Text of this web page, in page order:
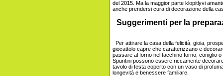
del 2015. Ma la maggior parte klopitlyvi
anche prendersi cura di decorazione della
Suggerimenti per la
Per attirare la casa della felicità, gioia,
giocattolo capre che caratterizzano e
passare al forno nel tacchino forno, coniglio
Spuntini possono essere riccamente
tavolo di festa coperto con un vaso di
longevità e benessere familiare.